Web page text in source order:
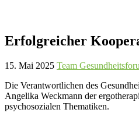
Erfolgreicher
15. Mai 2025 Team
Die Verantwortlichen des
Angelika Weckmann der
psychosozialen Thematiken.